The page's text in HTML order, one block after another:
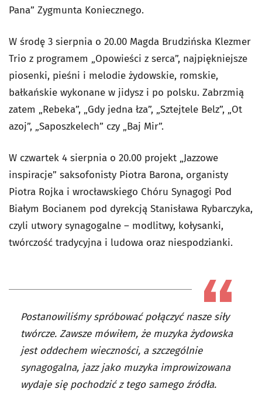
Pana” Zygmunta Koniecznego.
W środę 3 sierpnia o 20.00 Magda Brudzińska Klezmer
Trio z programem „Opowieści z serca”, najpiękniejsze
piosenki, pieśni i melodie żydowskie, romskie,
bałkańskie wykonane w jidysz i po polsku. Zabrzmią
zatem „Rebeka”, „Gdy jedna łza”, „Sztejtele Belz”, „Ot
azoj”, „Saposzkelech” czy „Baj Mir”.
W czwartek 4 sierpnia o 20.00 projekt „Jazzowe
inspiracje” saksofonisty Piotra Barona, organisty
Piotra Rojka i wrocławskiego Chóru Synagogi Pod
Białym Bocianem pod dyrekcją Stanisława Rybarczyka,
czyli utwory synagogalne – modlitwy, kołysanki,
twórczość tradycyjna i ludowa oraz niespodzianki.
Postanowiliśmy spróbować połączyć nasze siły
twórcze. Zawsze mówiłem, że muzyka żydowska
jest oddechem wieczności, a szczególnie
synagogalna, jazz jako muzyka improwizowana
wydaje się pochodzić z tego samego źródła.